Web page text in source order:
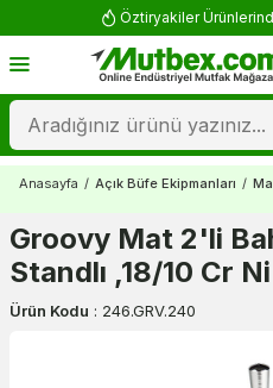
Öztiryakiler
Anasayfa / Açık Büfe Ekipmanları /
Groovy Mat 2'li
Standlı ,18/10 Cr Ni
Ürün Kodu : 246.GRV.240